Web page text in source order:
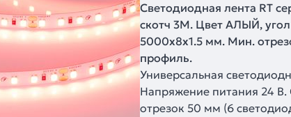
Светодиодная лента RT
скотч 3M. Цвет АЛЫЙ,
5000x8x1.5 мм. Мин.
профиль.
Универсальная
Напряжение питания 24
отрезок 50 мм (6